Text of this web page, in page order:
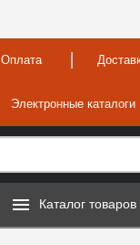
Оплата
Электронные каталоги
Каталог товаров